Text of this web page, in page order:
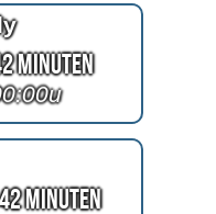
Minuten
Minuten